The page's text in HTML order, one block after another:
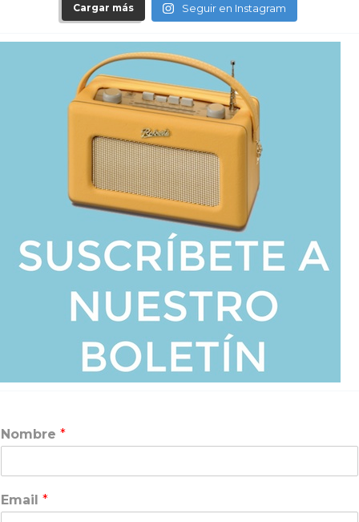
Cargar más Seguir en Instagram
Nombre *
Email *